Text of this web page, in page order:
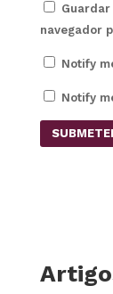
Guardar
navegador
Notify
Notify